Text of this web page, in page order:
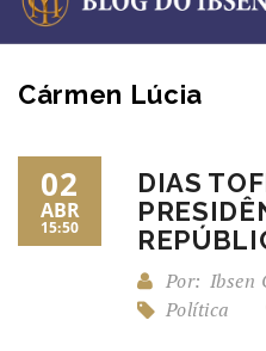
Cármen Lúcia
02
ABR
15:50
DIAS
Por: Ibsen
Política